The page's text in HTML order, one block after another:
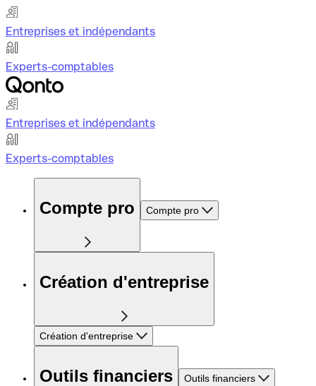
Entreprises et indépendants
Experts-comptables
Entreprises et indépendants
Experts-comptables
Compte pro Compte pro
Création d'entreprise
Création d'entreprise
Outils financiers Outils financiers